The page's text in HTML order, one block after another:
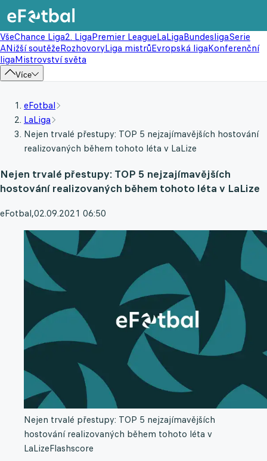
VšeChance Liga2. LigaPremier LeagueLaLigaBundesligaSerie
ANižší soutěžeRozhovoryLiga mistrůEvropská ligaKonferenční
ligaMistrovství světa
Více
eFotbal
LaLiga
Nejen trvalé přestupy: TOP 5 nejzajímavějších hostování
realizovaných během tohoto léta v LaLize
Nejen trvalé přestupy: TOP 5 nejzajímavějších
hostování realizovaných během tohoto léta v LaLize
eFotbal,02.09.2021 06:50
Nejen trvalé přestupy: TOP 5 nejzajímavějších
hostování realizovaných během tohoto léta v
LaLizeFlashscore